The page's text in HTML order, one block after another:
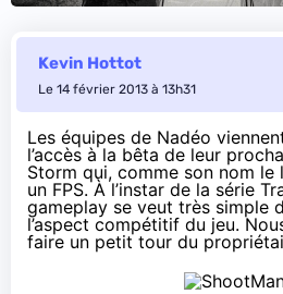
Kevin Hottot
Le 14 février 2013 à 13h31
Les équipes de Nadéo
l’accès à la bêta de leur
Storm qui, comme son nom le
un FPS. À l’instar de la série
gameplay se veut très simple
l’aspect compétitif du jeu.
faire un petit tour du